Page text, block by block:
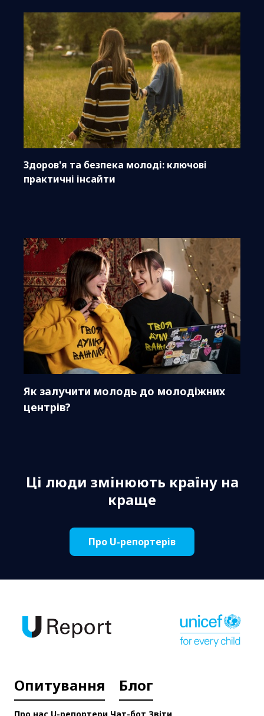
Здоров'я та безпека молоді: ключові
практичні інсайти
Як залучити молодь до молодіжних
центрів?
Ці люди змінюють країну на
краще
Про U-репортерів
Опитування Блог